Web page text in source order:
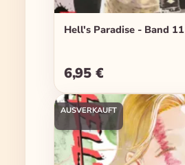
Hell's Paradise - Band 11
Regulärer Preis:
6,95 €
AUSVERKAUFT